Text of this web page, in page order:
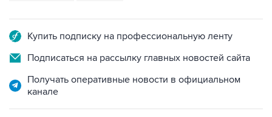
Купить подписку на профессиональную ленту
Подписаться на рассылку главных новостей сайта
Получать оперативные новости в официальном
канале